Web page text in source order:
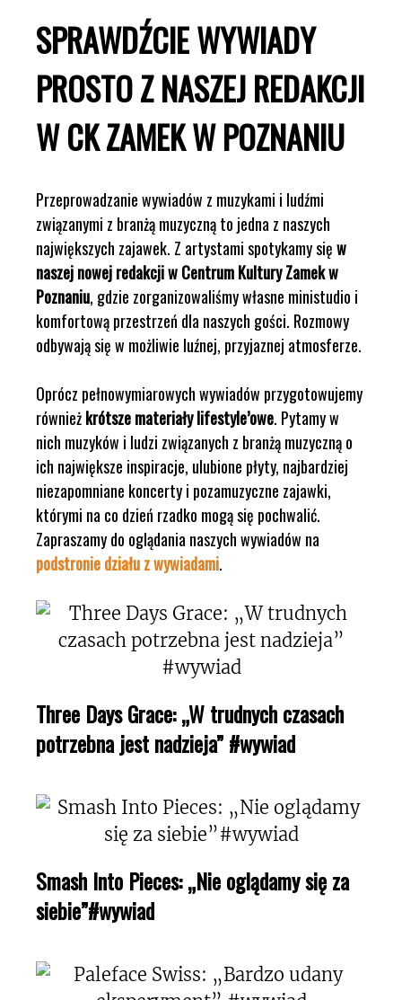
SPRAWDŹCIE WYWIADY
PROSTO Z NASZEJ REDAKCJI
W CK ZAMEK W POZNANIU
Przeprowadzanie wywiadów z muzykami i ludźmi
związanymi z branżą muzyczną to jedna z naszych
największych zajawek. Z artystami spotykamy sięw
naszej nowej redakcji w Centrum Kultury Zamek w
Poznaniu, gdzie zorganizowaliśmy własne ministudio i
komfortową przestrzeń dla naszych gości. Rozmowy
odbywają się w możliwie luźnej, przyjaznej atmosferze.
Oprócz pełnowymiarowych wywiadów przygotowujemy
równieżkrótsze materiały lifestyle’owe. Pytamy w
nich muzyków i ludzi związanych z branżą muzyczną o
ich największe inspiracje, ulubione płyty, najbardziej
niezapomniane koncerty i pozamuzyczne zajawki,
którymi na co dzień rzadko mogą się pochwalić.
Zapraszamy do oglądania naszych wywiadów na
podstronie działu z wywiadami.
Three Days Grace: „W trudnych czasach
potrzebna jest nadzieja” #wywiad
Smash Into Pieces: „Nie oglądamy się za
siebie”#wywiad